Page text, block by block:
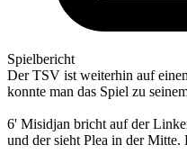
Spielbericht
Der TSV ist weiterhin auf
konnte man das Spiel zu
6' Misidjan bricht auf der
und der sieht Plea in der Mitte.